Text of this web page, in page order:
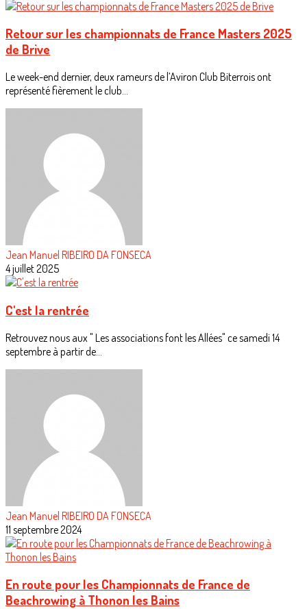
Retour sur les championnats de France Masters 2025
de Brive
Le week-end dernier, deux rameurs de l’Aviron Club Biterrois ont
représenté fièrement le club...
Jean Manuel RIBEIRO DA FONSECA
4 juillet 2025
C'est la rentrée
Retrouvez nous aux " Les associations font les Allées" ce samedi 14
septembre à partir de...
Jean Manuel RIBEIRO DA FONSECA
11 septembre 2024
En route pour les Championnats de France de
Beachrowing à Thonon les Bains